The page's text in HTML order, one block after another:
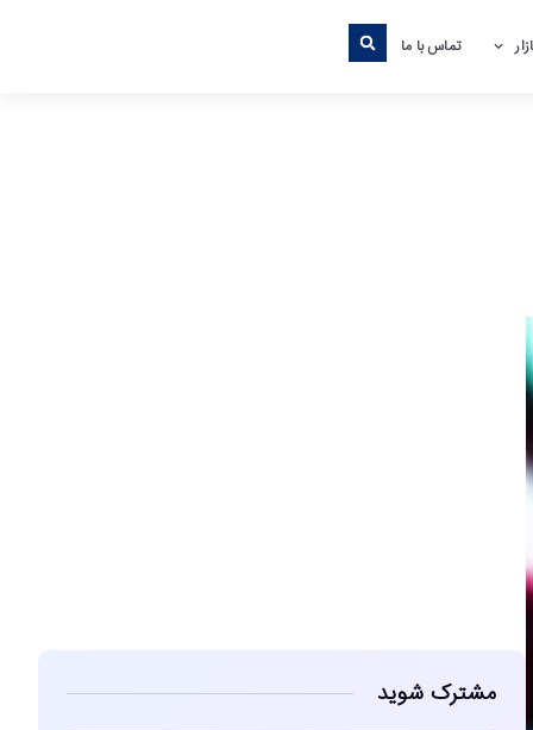
تماس با ما
مشترک شوید